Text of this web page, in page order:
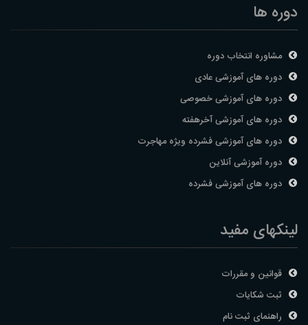
دوره ها
مشاوره انتخاب دوره
دوره های آموزشی عادی
دوره های آموزشی خصوصی
دوره های آموزشی آخرهفته
دوره های آموزشی فشرده ویژه مهاجرت
دوره آموزشی آنلاین
دوره های آموزشی فشرده
لینکهای مفید
قوانین و مقررات
ثبت شکایات
راهنمای ثبت نام